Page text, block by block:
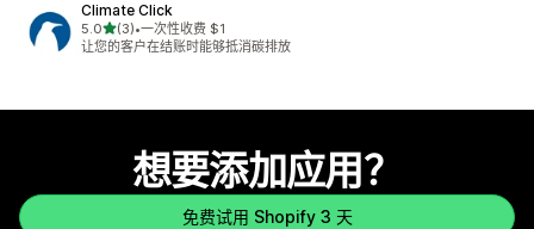
Climate Click
5.0星（满分 5 星）
(3)
总共 3 条评论
•一次性收费 $1
让您的客户在结账时能够抵消碳排放
想要添加应用？
免费试用 Shopify 3 天